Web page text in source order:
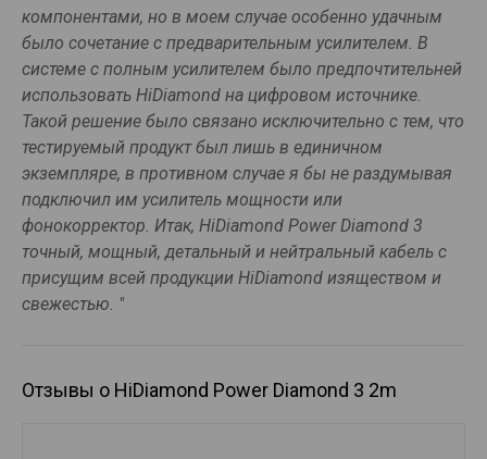
компонентами, но в моем случае особенно удачным
было сочетание с предварительным усилителем. В
системе с полным усилителем было предпочтительней
использовать HiDiamond на цифровом источнике.
Такой решение было связано исключительно с тем, что
тестируемый продукт был лишь в единичном
экземпляре, в противном случае я бы не раздумывая
подключил им усилитель мощности или
фонокорректор. Итак, HiDiamond Power Diamond 3
точный, мощный, детальный и нейтральный кабель с
присущим всей продукции HiDiamond изяществом и
свежестью. "
Отзывы о HiDiamond Power Diamond 3 2m